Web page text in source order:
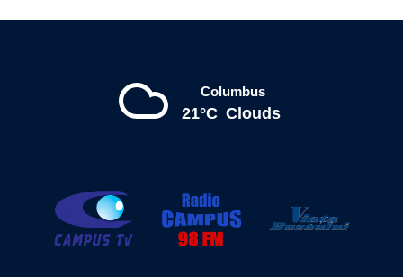
Columbus
21°C Clouds